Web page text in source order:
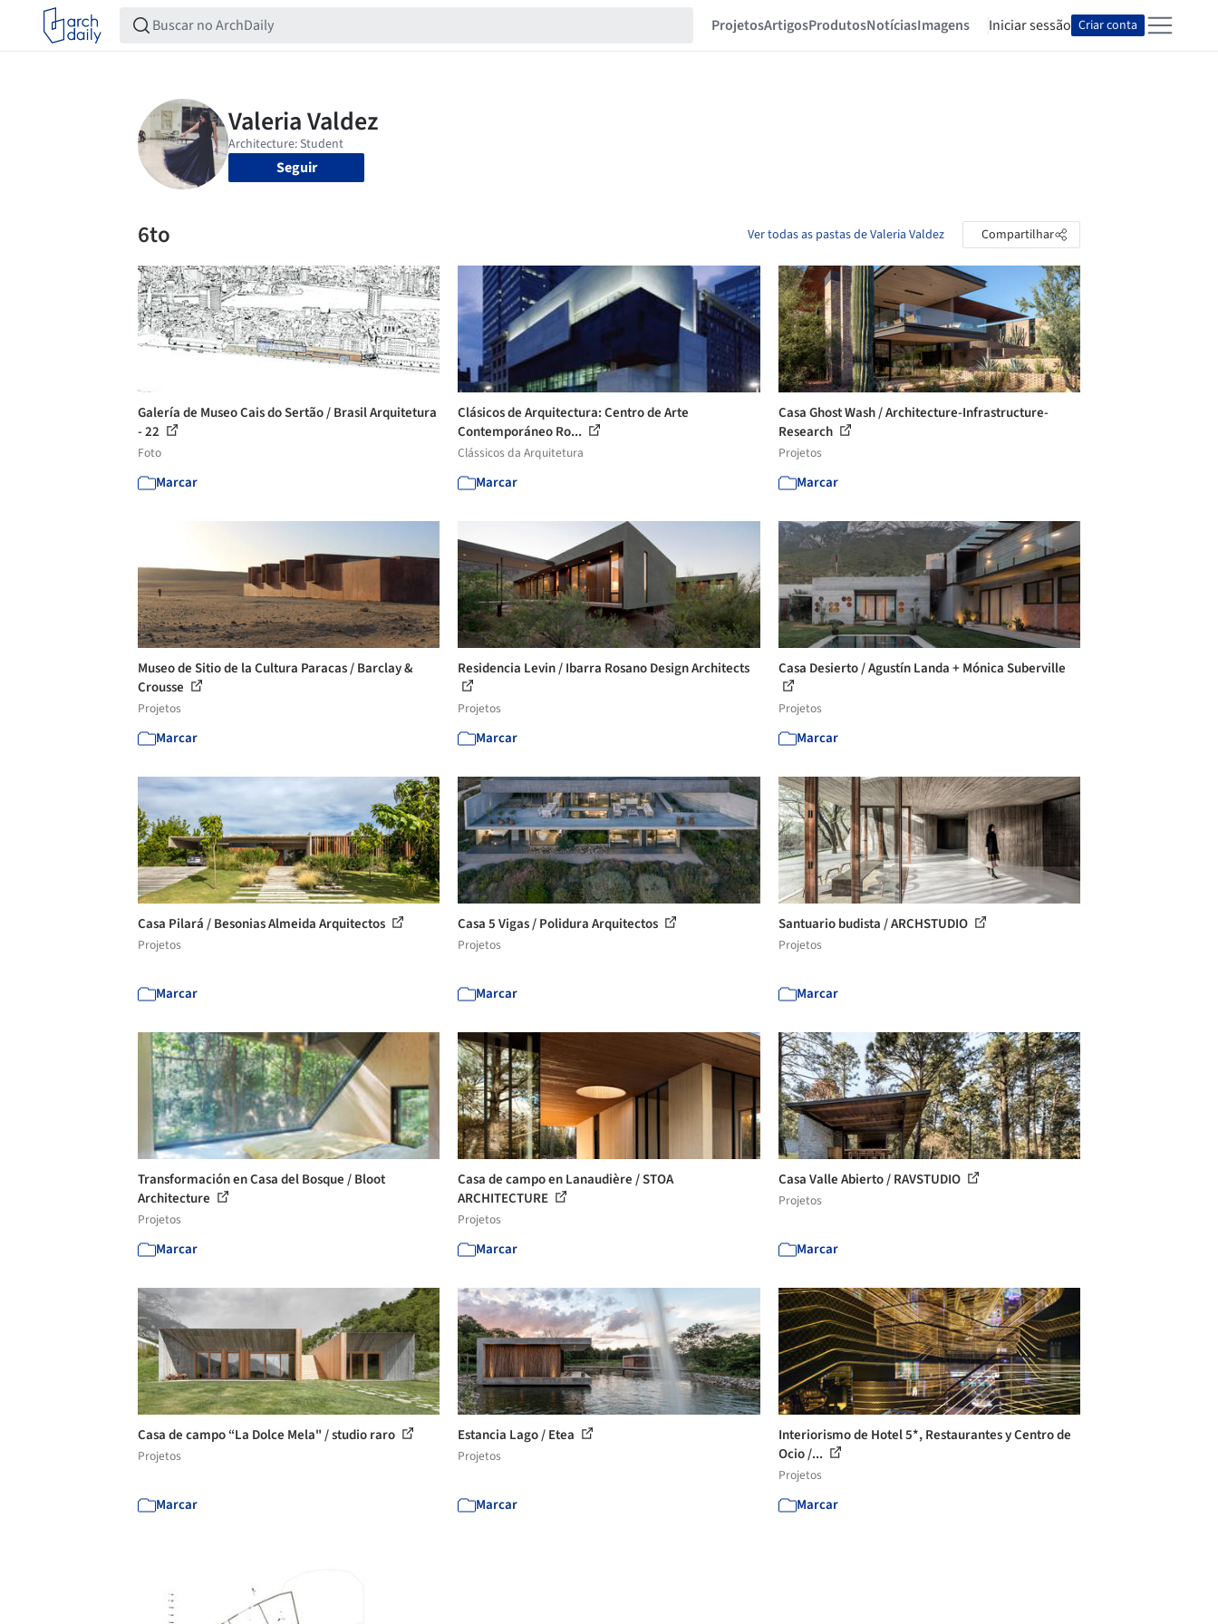
ProjetosArtigosProdutosNotíciasImagens Iniciar sessão Criar conta
Seguir
6to Ver todas as pastas de Valeria Valdez Compartilhar
Galería de Museo Cais do Sertão / Brasil Arquitetura
- 22
Foto
Marcar
Clásicos de Arquitectura: Centro de Arte
Contemporáneo Ro...
Clássicos da Arquitetura
Marcar
Casa Ghost Wash / Architecture-Infrastructure-
Research
Projetos
Marcar
Museo de Sitio de la Cultura Paracas / Barclay &
Crousse
Projetos
Marcar
Residencia Levin / Ibarra Rosano Design Architects
Projetos
Marcar
Casa Desierto / Agustín Landa + Mónica Suberville
Projetos
Marcar
Casa Pilará / Besonias Almeida Arquitectos
Projetos
Marcar
Casa 5 Vigas / Polidura Arquitectos
Projetos
Marcar
Santuario budista / ARCHSTUDIO
Projetos
Marcar
Transformación en Casa del Bosque / Bloot
Architecture
Projetos
Marcar
Casa de campo en Lanaudière / STOA
ARCHITECTURE
Projetos
Marcar
Casa Valle Abierto / RAVSTUDIO
Projetos
Marcar
Casa de campo “La Dolce Mela" / studio raro
Projetos
Marcar
Estancia Lago / Etea
Projetos
Marcar
Interiorismo de Hotel 5*, Restaurantes y Centro de
Ocio /...
Projetos
Marcar